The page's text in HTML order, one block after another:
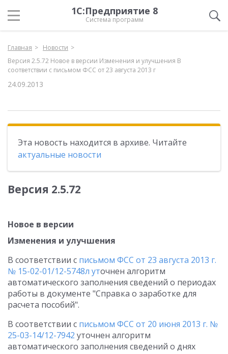
1С:Предприятие 8
Система программ
Главная
Новости
Версия 2.5.72 Новое в версии Изменения и улучшения В
соответствии с письмом ФСС от 23 августа 2013 г
24.09.2013
Эта новость находится в архиве. Читайте
актуальные новости
Версия 2.5.72
Новое в версии
Изменения и улучшения
В соответствии с письмом ФСС от 23 августа 2013 г.
№ 15-02-01/12-5748л уточнен алгоритм
автоматического заполнения сведений о периодах
работы в документе "Справка о заработке для
расчета пособий".
В соответствии с письмом ФСС от 20 июня 2013 г. №
25-03-14/12-7942 уточнен алгоритм
автоматического заполнения сведений о днях